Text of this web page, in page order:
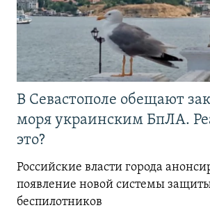
В Севастополе обещают
моря украинским БпЛА.
это?
Российские власти города
появление новой системы
беспилотников